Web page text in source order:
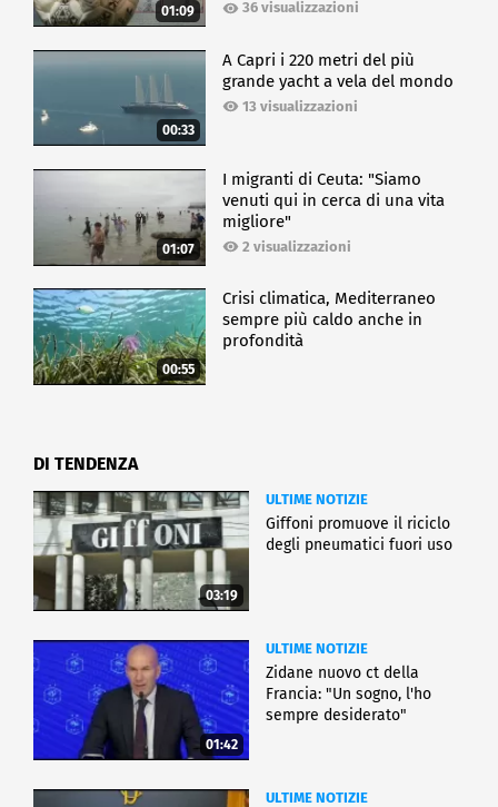
01:09 36 visualizzazioni
00:33
A Capri i 220 metri del più
grande yacht a vela del mondo
13 visualizzazioni
01:07
I migranti di Ceuta: "Siamo
venuti qui in cerca di una vita
migliore"
2 visualizzazioni
00:55
Crisi climatica, Mediterraneo
sempre più caldo anche in
profondità
DI TENDENZA
03:19
ULTIME NOTIZIE
Giffoni promuove il riciclo
degli pneumatici fuori uso
01:42
ULTIME NOTIZIE
Zidane nuovo ct della
Francia: "Un sogno, l'ho
sempre desiderato"
ULTIME NOTIZIE